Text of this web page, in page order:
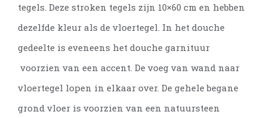
tegels. Deze stroken tegels zijn 10×60 cm en hebben
dezelfde kleur als de vloertegel. In het douche
gedeelte is eveneens het douche garnituur
voorzien van een accent. De voeg van wand naar
vloertegel lopen in elkaar over. De gehele begane
grond vloer is voorzien van een natuursteen